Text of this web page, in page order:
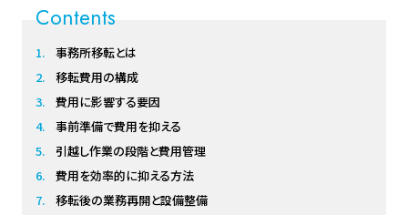
Contents
事務所移転とは
移転費用の構成
費用に影響する要因
事前準備で費用を抑える
引越し作業の段階と費用管理
費用を効率的に抑える方法
移転後の業務再開と設備整備